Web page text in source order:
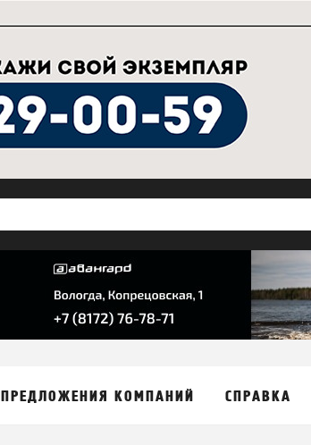
ПРЕДЛОЖЕНИЯ КОМПАНИЙ СПРАВКА